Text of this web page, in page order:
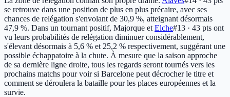
se retrouve dans une position de plus en plus précaire, avec ses
chances de relégation s'envolant de 30,9 %, atteignant désormais
47,9 %. Dans un tournant positif, Majorque et Elche#13 · 43 pts ont
vu leurs probabilités de relégation diminuer considérablement,
s'élevant désormais à 5,6 % et 25,2 % respectivement, suggérant une
possible échappatoire à la chute. À mesure que la saison approche
de sa dernière ligne droite, tous les regards seront tournés vers les
prochains matchs pour voir si Barcelone peut décrocher le titre et
comment se déroulera la bataille pour les places européennes et la
survie.